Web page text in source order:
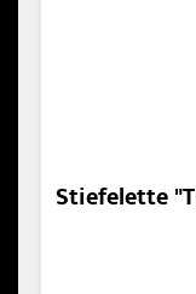
Stiefelette